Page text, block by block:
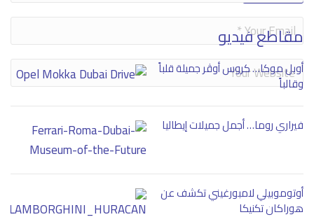
مقاطع فيديو
أوبل موكا… كروس أوڤر جميلة قلباً
وقالباً
فيراري روما… أجمل جميلات إيطاليا
أوتوموبيلي لامبورغيني تكشف عن
هوراكان تكنيكا